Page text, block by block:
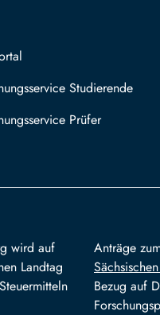
Studierende
Prüfer
wird auf
Landtag
Anträge
Bezug auf